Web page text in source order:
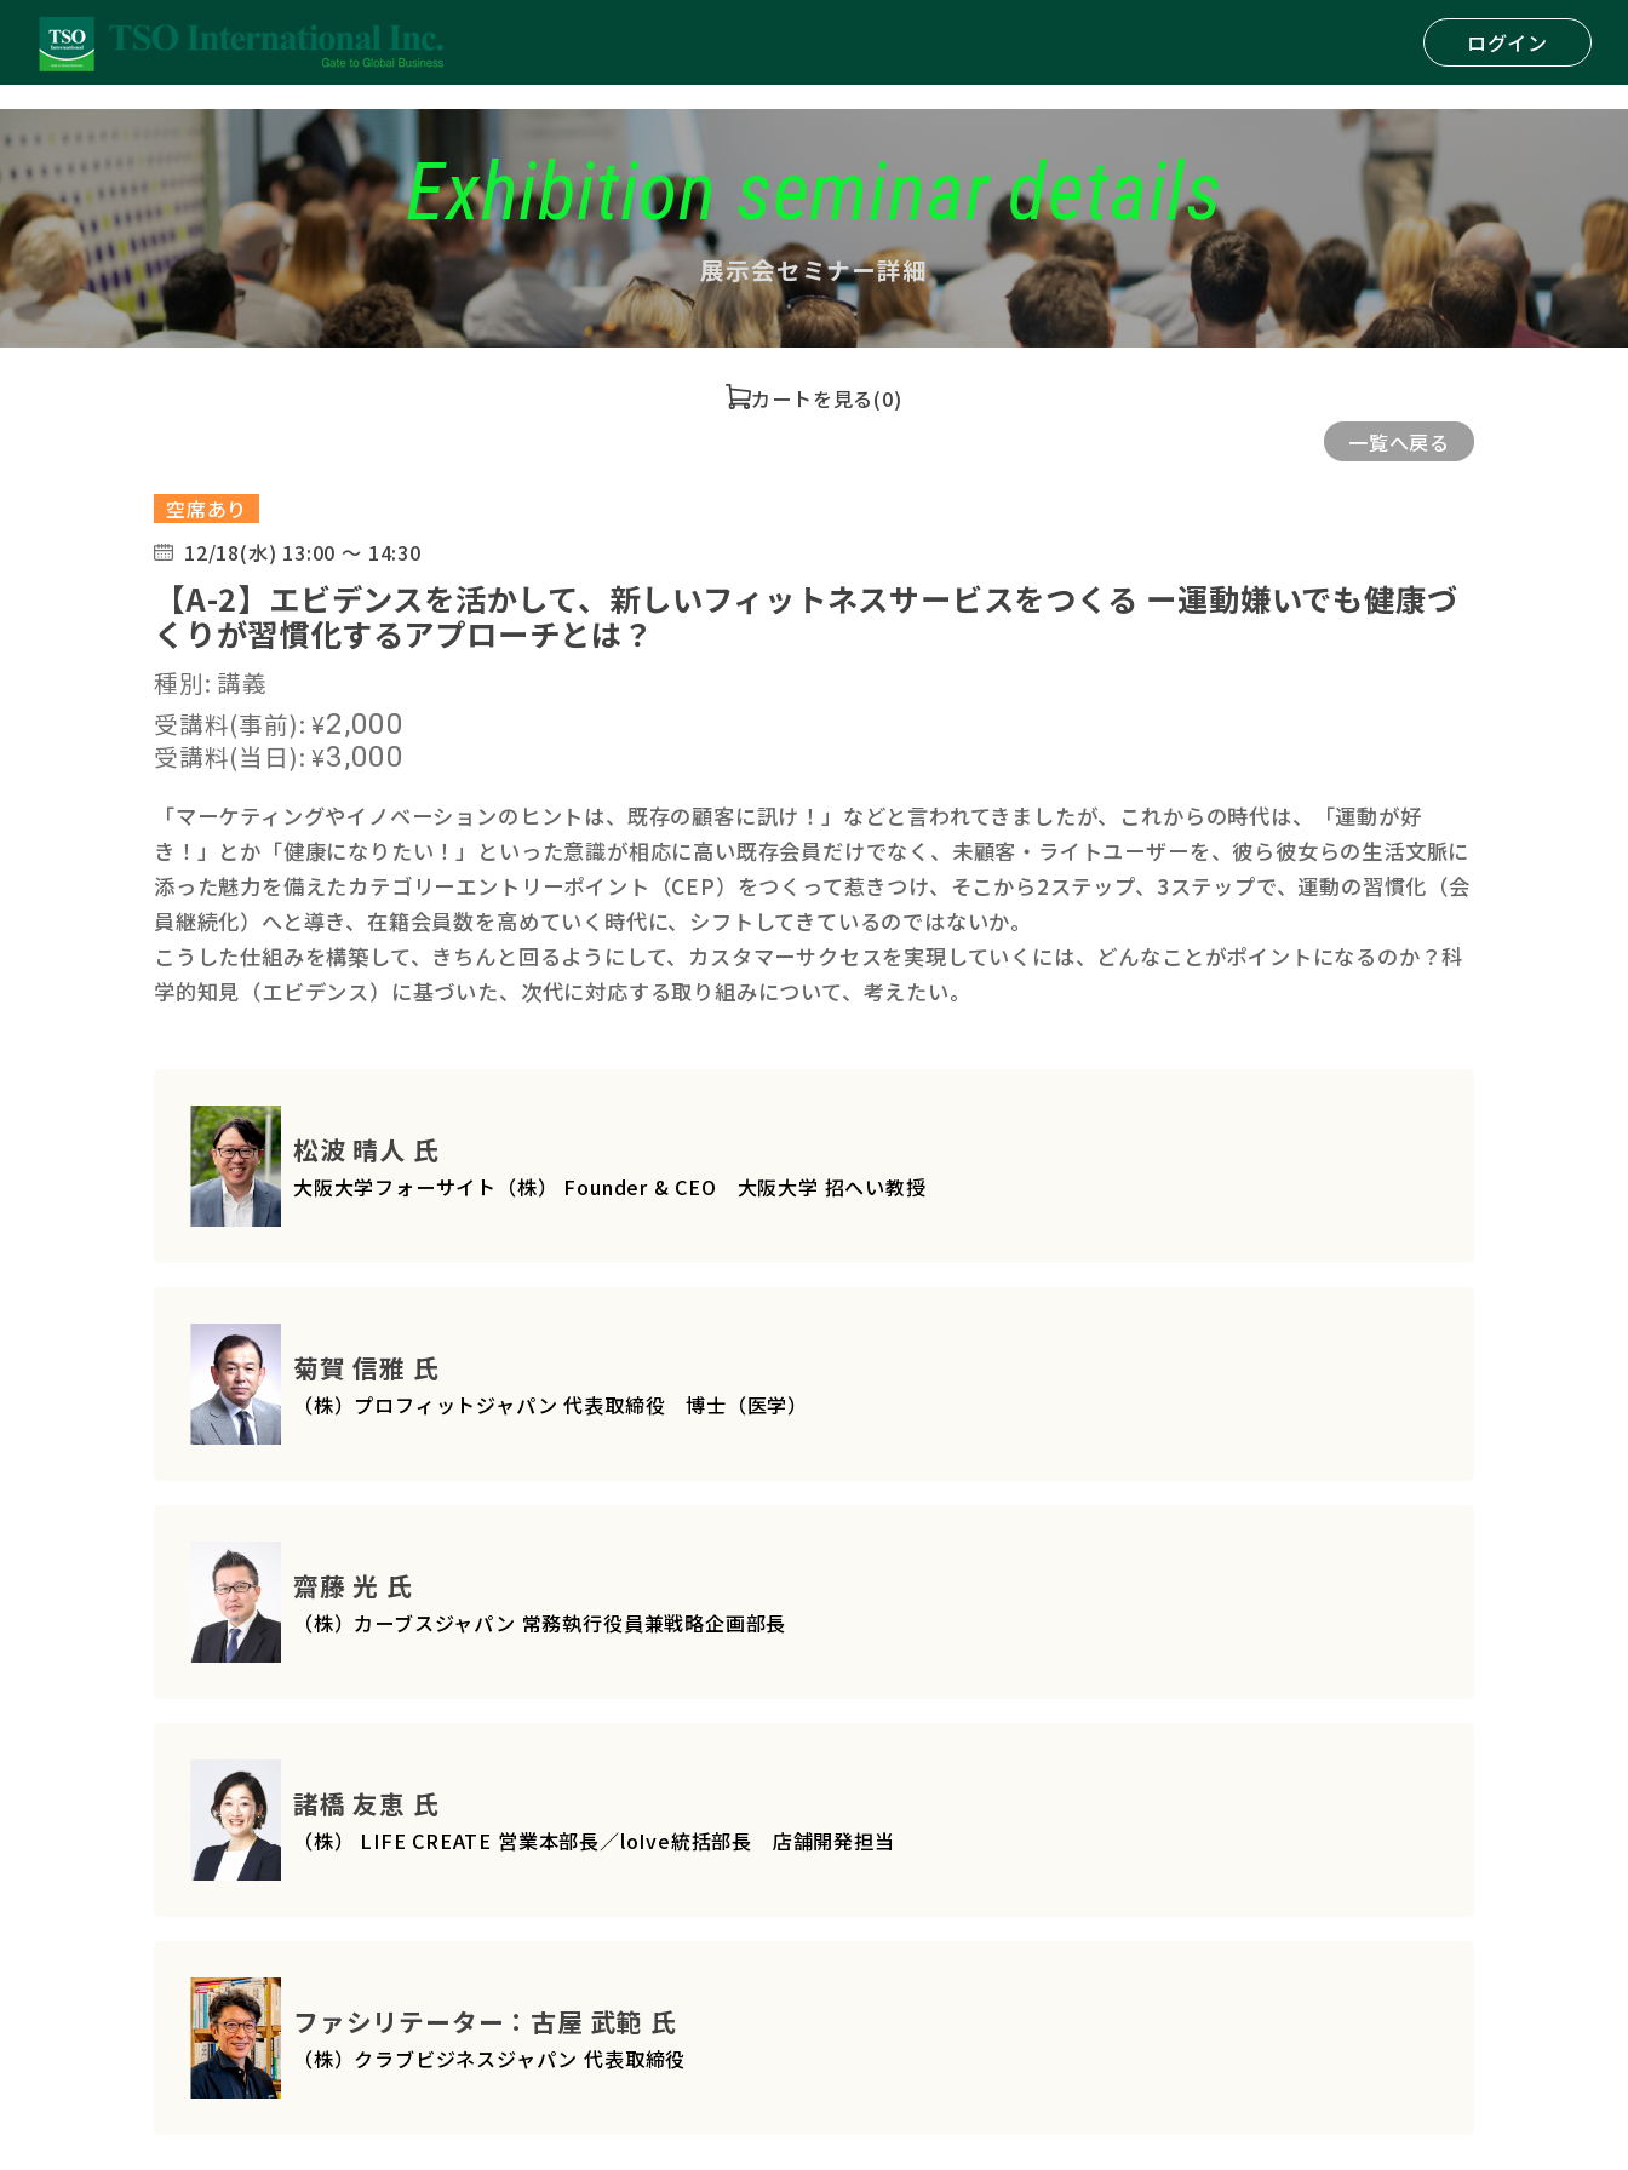
ログイン
Exhibition seminar details
展示会セミナー詳細
カートを見る(0)
一覧へ戻る
空席あり
12/18(水) 13:00 ～ 14:30
【A-2】エビデンスを活かして、新しいフィットネスサービスをつくる ー運動嫌いでも健康づ
くりが習慣化するアプローチとは？
種別: 講義
受講料(事前):¥2,000
受講料(当日):¥3,000
「マーケティングやイノベーションのヒントは、既存の顧客に訊け！」などと言われてきましたが、これからの時代は、「運動が好
き！」とか「健康になりたい！」といった意識が相応に高い既存会員だけでなく、未顧客・ライトユーザーを、彼ら彼女らの生活文脈に
添った魅力を備えたカテゴリーエントリーポイント（CEP）をつくって惹きつけ、そこから2ステップ、3ステップで、運動の習慣化（会
員継続化）へと導き、在籍会員数を高めていく時代に、シフトしてきているのではないか。
こうした仕組みを構築して、きちんと回るようにして、カスタマーサクセスを実現していくには、どんなことがポイントになるのか？科
学的知見（エビデンス）に基づいた、次代に対応する取り組みについて、考えたい。
松波 晴人 氏
大阪大学フォーサイト（株） Founder & CEO 大阪大学 招へい教授
菊賀 信雅 氏
（株）プロフィットジャパン 代表取締役 博士（医学）
齋藤 光 氏
（株）カーブスジャパン 常務執行役員兼戦略企画部長
諸橋 友恵 氏
（株） LIFE CREATE 営業本部長／loIve統括部長 店舗開発担当
ファシリテーター：古屋 武範 氏
（株）クラブビジネスジャパン 代表取締役